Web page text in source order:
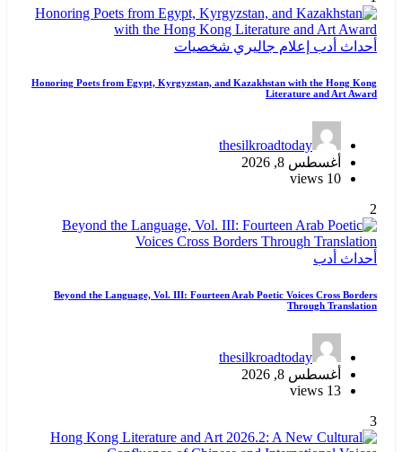
شخصيات
Honoring Poets from Egypt, Kyrgyzstan, and
Beyond the Language, Vol. III: Fourteen